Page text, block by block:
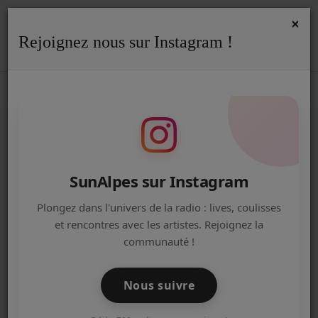
ACTUALITÉS DE LA RADIO
EQUIPE
ARTISTES
NOS PARTENAIRES
COSMÉTIQUES NATURELS
×
Rejoignez nous sur Instagram !
SunAlpes sur Instagram
Plongez dans l'univers de la radio : lives, coulisses
et rencontres avec les artistes. Rejoignez la
communauté !
Nous suivre